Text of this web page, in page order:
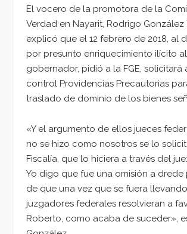
El vocero de la promotora de la
Verdad en Nayarit, Rodrigo González
explicó que el 12 febrero de 2018, al
por presunto enriquecimiento ilícito
gobernador, pidió a la FGE, solicitará
control Providencias Precautorias
traslado de dominio de los bienes
«Y el argumento de ellos jueces
no se hizo como nosotros se lo
Fiscalía, que lo hiciera a través del
Yo digo que fue una omisión a
de que una vez que se fuera
juzgadores federales resolvieran a
Roberto, como acaba de suceder»,